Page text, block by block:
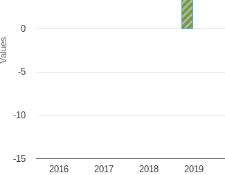
2016 2017 2018 2019
-15
-10
-5
0